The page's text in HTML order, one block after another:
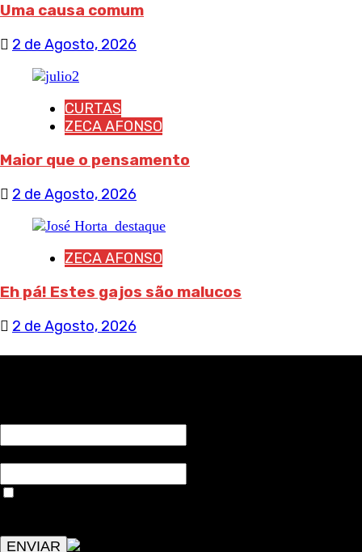
Uma causa comum
2 de Agosto, 2026
CURTAS
ZECA AFONSO
Maior que o pensamento
2 de Agosto, 2026
ZECA AFONSO
Eh pá! Estes gajos são malucos
2 de Agosto, 2026